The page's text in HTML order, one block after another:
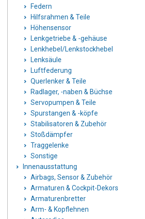
Federn
Hilfsrahmen & Teile
Höhensensor
Lenkgetriebe & -gehäuse
Lenkhebel/Lenkstockhebel
Lenksäule
Luftfederung
Querlenker & Teile
Radlager, -naben & Büchse
Servopumpen & Teile
Spurstangen & -köpfe
Stabilisatoren & Zubehör
Stoßdämpfer
Traggelenke
Sonstige
Innenausstattung
Airbags, Sensor & Zubehör
Armaturen & Cockpit-Dekors
Armaturenbretter
Arm- & Kopflehnen